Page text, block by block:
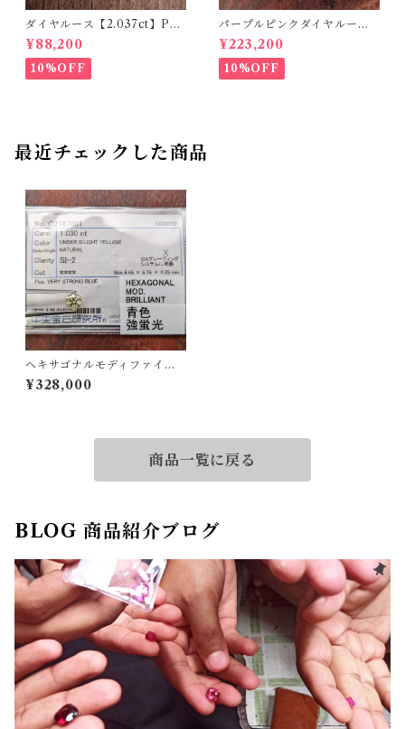
ダイヤルース【2.037ct】PR
O208851
¥88,200
10%OFF
パープルピンクダイヤルース
【0.166ct】PRO204575
¥223,200
10%OFF
最近チェックした商品
ヘキサゴナルモディファイド
ブリリアントカットダイヤル
ース【1.030ct】PRO204494
¥328,000
商品一覧に戻る
BLOG 商品紹介ブログ